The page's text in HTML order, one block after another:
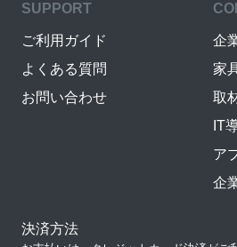
SUPPORT
ご利用ガイド
よくある質問
お問い合わせ
企
家
取
IT
ア
企
決済方法